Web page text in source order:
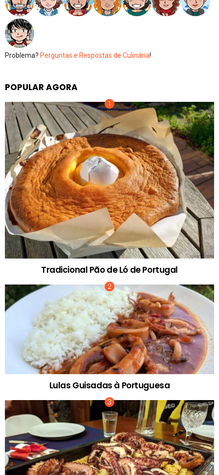
Problema? Perguntas e Respostas de Culinária!
POPULAR AGORA
Tradicional Pão de Ló de Portugal
Lulas Guisadas à Portuguesa